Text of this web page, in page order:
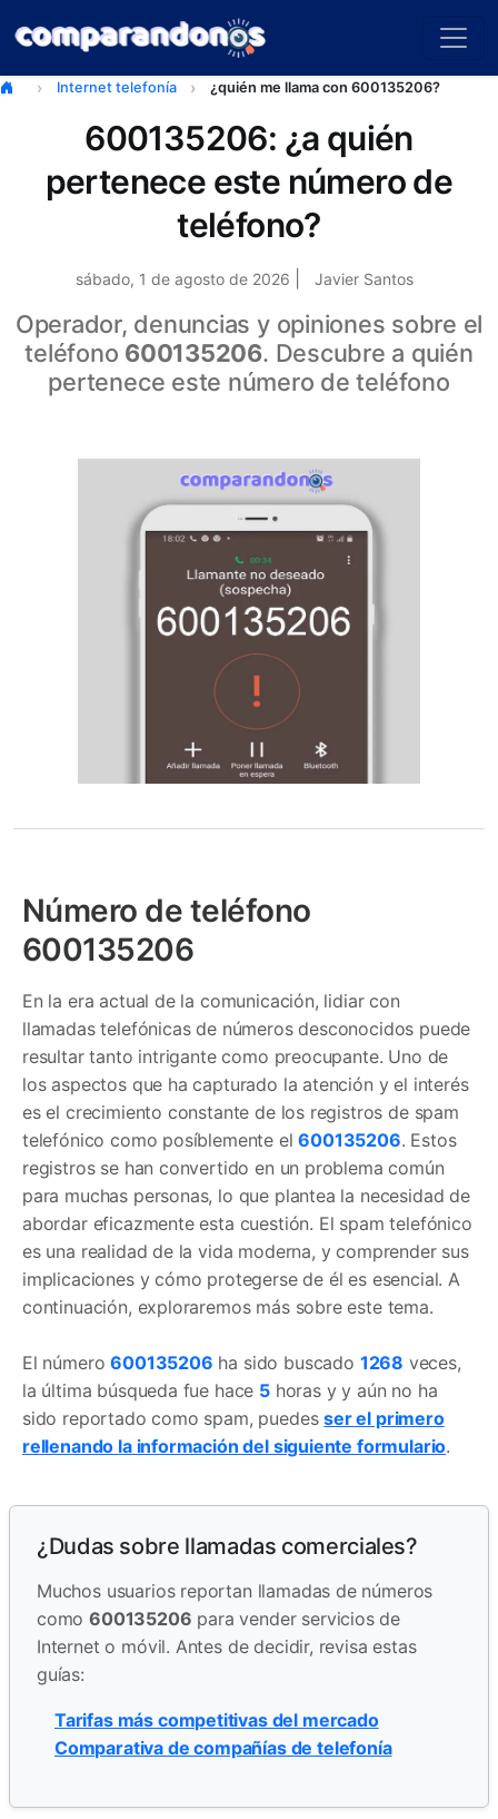
Internet telefonía ¿quién me llama con 600135206?
600135206: ¿a quién
pertenece este número de
teléfono?
sábado, 1 de agosto de 2026 Javier Santos
Operador, denuncias y opiniones sobre el
teléfono 600135206. Descubre a quién
pertenece este número de teléfono
Número de teléfono
600135206
En la era actual de la comunicación, lidiar con
llamadas telefónicas de números desconocidos puede
resultar tanto intrigante como preocupante. Uno de
los aspectos que ha capturado la atención y el interés
es el crecimiento constante de los registros de spam
telefónico como posíblemente el600135206. Estos
registros se han convertido en un problema común
para muchas personas, lo que plantea la necesidad de
abordar eficazmente esta cuestión. El spam telefónico
es una realidad de la vida moderna, y comprender sus
implicaciones y cómo protegerse de él es esencial. A
continuación, exploraremos más sobre este tema.
El número600135206 ha sido buscado 1268 veces,
la última búsqueda fue hace 5horas y y aún no ha
sido reportado como spam, puedesser el primero
rellenando la información del siguiente formulario.
¿Dudas sobre llamadas comerciales?
Muchos usuarios reportan llamadas de números
como600135206 para vender servicios de
Internet o móvil. Antes de decidir, revisa estas
guías:
Tarifas más competitivas del mercado
Comparativa de compañías de telefonía